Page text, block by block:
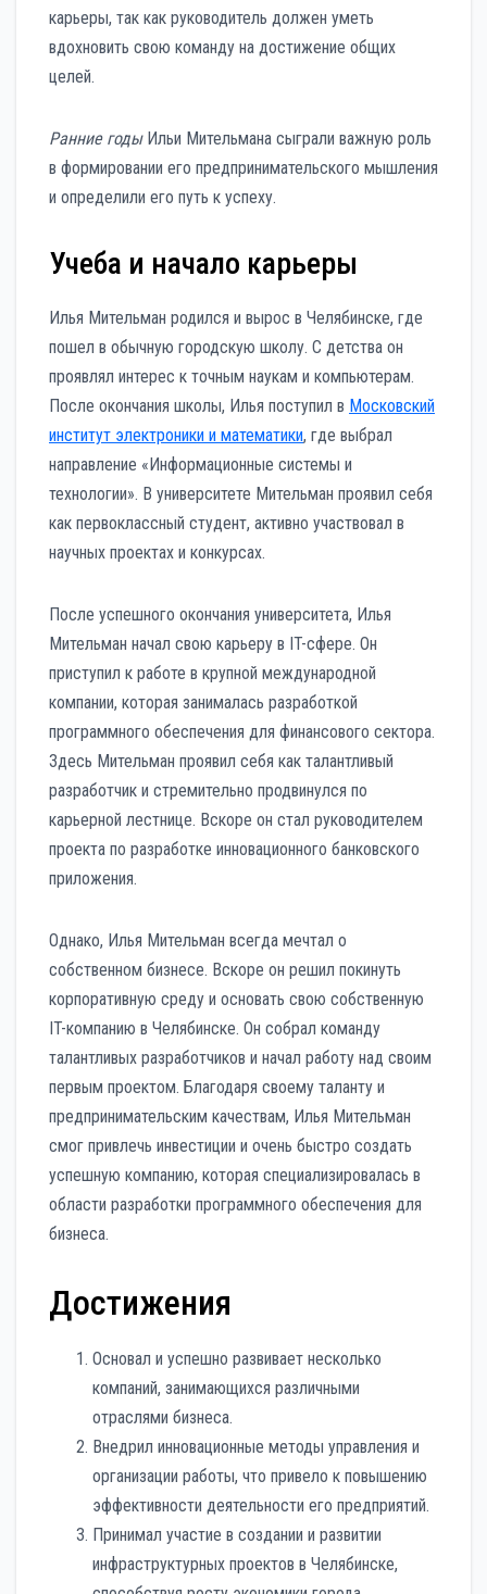
карьеры, так как руководитель должен уметь
вдохновить свою команду на достижение общих
целей.
Ранние годыИльи Мительмана сыграли важную роль
в формировании его предпринимательского мышления
и определили его путь к успеху.
Учеба и начало карьеры
Илья Мительман родился и вырос в Челябинске, где
пошел в обычную городскую школу. С детства он
проявлял интерес к точным наукам и компьютерам.
После окончания школы, Илья поступил в Московский
институт электроники и математики, где выбрал
направление «Информационные системы и
технологии». В университете Мительман проявил себя
как первоклассный студент, активно участвовал в
научных проектах и конкурсах.
После успешного окончания университета, Илья
Мительман начал свою карьеру в IT-сфере. Он
приступил к работе в крупной международной
компании, которая занималась разработкой
программного обеспечения для финансового сектора.
Здесь Мительман проявил себя как талантливый
разработчик и стремительно продвинулся по
карьерной лестнице. Вскоре он стал руководителем
проекта по разработке инновационного банковского
приложения.
Однако, Илья Мительман всегда мечтал о
собственном бизнесе. Вскоре он решил покинуть
корпоративную среду и основать свою собственную
IT-компанию в Челябинске. Он собрал команду
талантливых разработчиков и начал работу над своим
первым проектом. Благодаря своему таланту и
предпринимательским качествам, Илья Мительман
смог привлечь инвестиции и очень быстро создать
успешную компанию, которая специализировалась в
области разработки программного обеспечения для
бизнеса.
Достижения
Основал и успешно развивает несколько
компаний, занимающихся различными
отраслями бизнеса.
Внедрил инновационные методы управления и
организации работы, что привело к повышению
эффективности деятельности его предприятий.
Принимал участие в создании и развитии
инфраструктурных проектов в Челябинске,